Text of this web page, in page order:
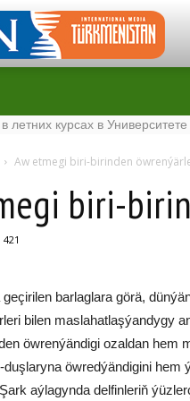
курсах в Университете
Aw etmegi biri-birinden
biri-
421
bar­lag­la­ra gö­rä,
bi­len mas­la­hat­laş­ýan­dy­gy
öw­ren­ýän­di­gi­ ozal­dan hem
duş­la­ry­na öw­red­ýän­di­gi­ni
aý­la­gyn­da del­fin­le­riň